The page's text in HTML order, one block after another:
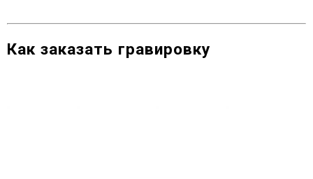
Как заказать гравировку